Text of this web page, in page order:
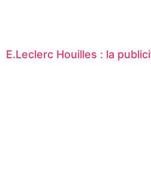
E.Leclerc Houilles : la